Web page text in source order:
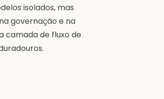
isolados, mas
governação e na
camada de fluxo de